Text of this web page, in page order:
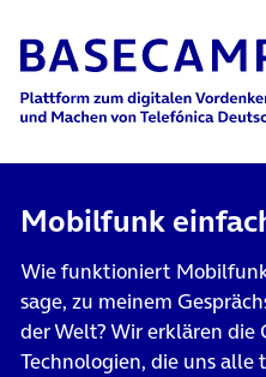
Main Navigation
Mobilfunk
Wie funktioniert
sage, zu meinem
der Welt? Wir erklären die
Technologien, die uns